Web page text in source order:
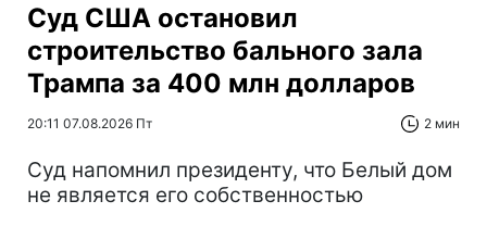
Суд США остановил
строительство бального зала
Трампа за 400 млн долларов
20:11 07.08.2026 Пт 2 мин
Суд напомнил президенту, что Белый дом
не является его собственностью